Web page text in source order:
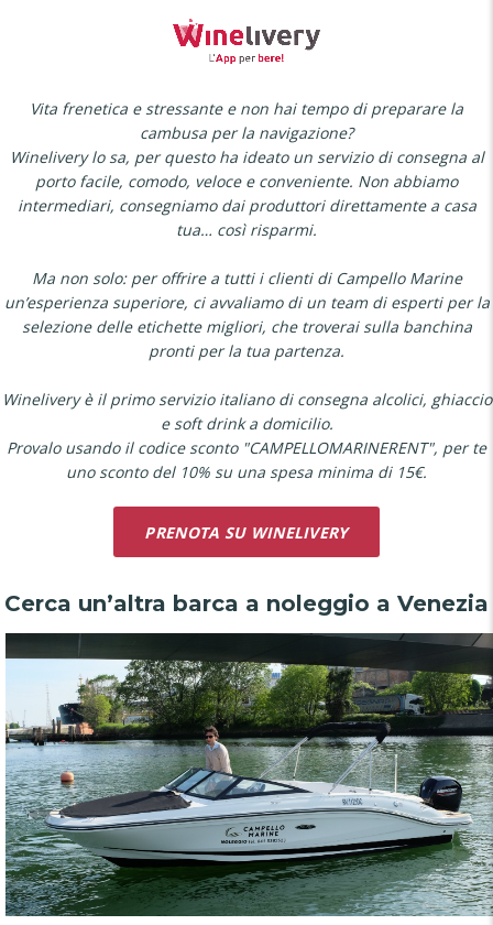
Vita frenetica e stressante e non hai tempo di preparare la
cambusa per la navigazione?
Winelivery lo sa, per questo ha ideato un servizio di consegna al
porto facile, comodo, veloce e conveniente. Non abbiamo
intermediari, consegniamo dai produttori direttamente a casa
tua… così risparmi.
Ma non solo: per offrire a tutti i clienti di Campello Marine
un’esperienza superiore, ci avvaliamo di un team di esperti per la
selezione delle etichette migliori, che troverai sulla banchina
pronti per la tua partenza.
Winelivery è il primo servizio italiano di consegna alcolici, ghiaccio
e soft drink a domicilio.
Provalo usando il codice sconto "CAMPELLOMARINERENT", per te
uno sconto del 10% su una spesa minima di 15€.
PRENOTA SU WINELIVERY
Cerca un’altra barca a noleggio a Venezia